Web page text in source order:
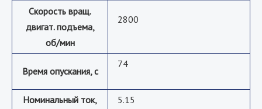
Скорость вращ.
двигат. подъема,
об/мин
2800
Время опускания, c
74
Номинальный ток,
5.15